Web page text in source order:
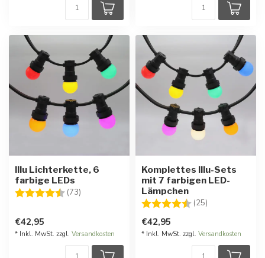
Illu Lichterkette, 6
farbige LEDs
Bewertung:
(73) 4.9 von 5 Sternen
€42,95
* Inkl. MwSt. zzgl. Versandkosten
Komplettes Illu-Sets
mit 7 farbigen LED-
Lämpchen
Bewertung:
(25)
€42,95
* Inkl. MwSt. zzgl. Versandkosten